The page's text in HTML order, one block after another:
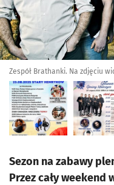
Zespół Brathanki. Na zdjęciu
Sezon na zabawy
Przez cały weekend